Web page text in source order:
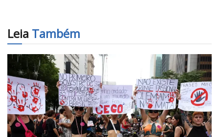
Leia Também